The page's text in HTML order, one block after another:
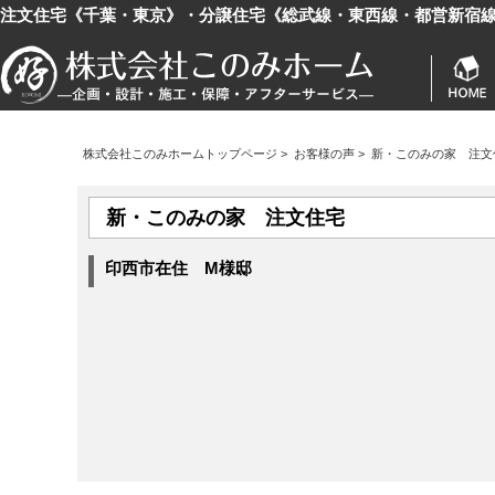
注文住宅《千葉・東京》・分譲住宅《総武線・東西線・都営新宿
株式会社このみホームトップページ > お客様の声 > 新・このみの家 注
新・このみの家 注文住宅
印西市在住 M様邸